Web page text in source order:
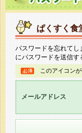
ぱくすく食
パスワードを忘れて
にパスワードを送信す
このアイコン
メールアドレス